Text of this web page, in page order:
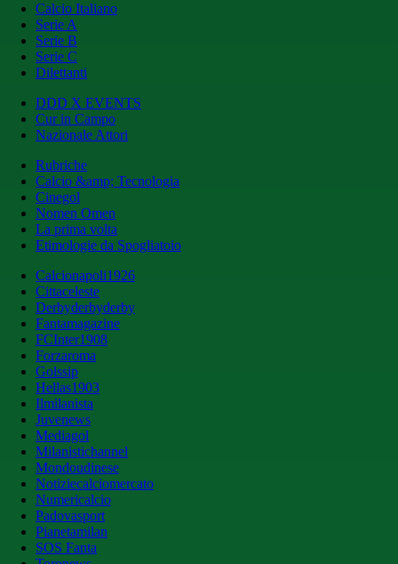
Calcio Italiano
Serie A
Serie B
Serie C
Dilettanti
DDD X EVENTS
Cur in Campo
Nazionale Attori
Rubriche
Calcio &amp; Tecnologia
Cinegol
Nomen Omen
La prima volta
Etimologie da Spogliatoio
Calcionapoli1926
Cittaceleste
Derbyderbyderby
Fantamagazine
FCInter1908
Forzaroma
Golssip
Hellas1903
Ilmilanista
Juvenews
Mediagol
Milanistichannel
Mondoudinese
Notiziecalciomercato
Numericalcio
Padovasport
Pianetamilan
SOS Fanta